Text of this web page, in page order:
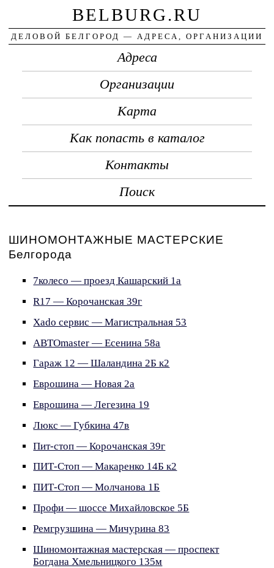
BELBURG.RU
ДЕЛОВОЙ БЕЛГОРОД — АДРЕСА, ОРГАНИЗАЦИИ
Адреса
Организации
Карта
Как попасть в каталог
Контакты
Поиск
ШИНОМОНТАЖНЫЕ МАСТЕРСКИЕ
Белгорода
7колесо — проезд Кашарский 1а
R17 — Корочанская 39г
Xado сервис — Магистральная 53
АВТОmaster — Есенина 58а
Гараж 12 — Шаландина 2Б к2
Еврошина — Новая 2а
Еврошина — Легезина 19
Люкс — Губкина 47в
Пит-стоп — Корочанская 39г
ПИТ-Стоп — Макаренко 14Б к2
ПИТ-Стоп — Молчанова 1Б
Профи — шоссе Михайловское 5Б
Ремгрузшина — Мичурина 83
Шиномонтажная мастерская — проспект
Богдана Хмельницкого 135м